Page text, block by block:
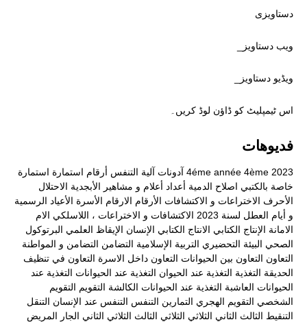
دستاویزی
ویب دستاویز_
ویڈیو دستاویز_
اس ٹیمپلیٹ کو ڈاؤن لوڈ کریں۔
فديوهات
2023
4ème
4éme année آدونات آلية التنفس أرقام استمارة استمارة
خاصة بالكتبي اصلاح الدمية أعداد أعلام و مشاهير الأبجدية الاحتلال
الأحرف الاختراعات و الاكتشافات الأرقام الارقام الأسرة الأعياد الرسمية
و أيام العطل لسنة 2023
الاكتشافات و الاختراعات ، اللاسلكي الام
الامانة الإنتاج الكتابي الانتاج الكتابي الإنسان الإيقاظ العلمي البرتوكول
الصحي البيئة التحضيري التربية الإسلامية التضامن التضامن و المواطنة
التعاون التعاون بين الحيوانات التعاون داخل الاسرة التعاون في تنظيف
الحديقة التغذية التغذية عند الحيوان التغذية عند الحيوانات التغذية عند
الحيوانات العاشبة التغذية عند الحيوانات الكالشة التقويم التقويم
الشخصي التقويم الهجري التمارين التنفس التنفس عند الإنسان التنقل
التنقيط الثالث الثاني الثلاثي الثلاثي الثالث الثلاثي الثاني الجار المريض